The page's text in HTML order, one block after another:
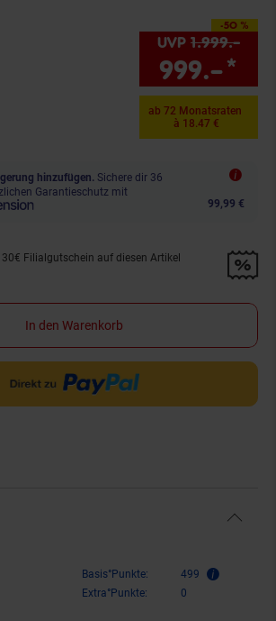
-50 %
Sie Sparen 50 Prozent,
UVP 1.999.–
999.–*
ab 72 Monatsraten
à 18.47 €
hinzufügen. Sichere dir 36
Garantieschutz mit
99,99 €
Versand &amp; 30€ Filialgutschein auf diesen Artikel
30€ Filialgutschein auf diesen Artikel
In den Warenkorb
Basis°Punkte:
499
Extra°Punkte:
0